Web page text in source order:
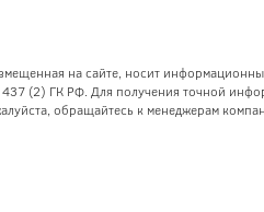
на сайте, носит
(2) ГК РФ. Для получения точной
обращайтесь к менеджерам